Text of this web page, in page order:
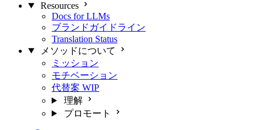
Resources
Docs for LLMs
ブランドガイドライン
Translation Status
メソッドについて
ミッション
モチベーション
代替案 WIP
理解
プロモート